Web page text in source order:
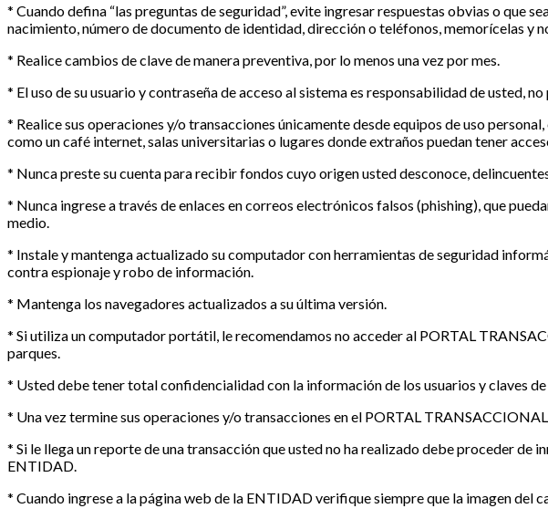
* Cuando defina “las preguntas de seguridad”, evite ingresar respuestas obvias o que
nacimiento, número de documento de identidad, dirección o teléfonos, memorícelas y
* Realice cambios de clave de manera preventiva, por lo menos una vez por mes.
* El uso de su usuario y contraseña de acceso al sistema es responsabilidad de usted,
* Realice sus operaciones y/o transacciones únicamente desde equipos de uso
como un café internet, salas universitarias o lugares donde extraños puedan tener
* Nunca preste su cuenta para recibir fondos cuyo origen usted desconoce,
* Nunca ingrese a través de enlaces en correos electrónicos falsos (phishing), que
medio.
* Instale y mantenga actualizado su computador con herramientas de seguridad
contra espionaje y robo de información.
* Mantenga los navegadores actualizados a su última versión.
* Si utiliza un computador portátil, le recomendamos no acceder al PORTAL
parques.
* Usted debe tener total confidencialidad con la información de los usuarios y claves
* Una vez termine sus operaciones y/o transacciones en el PORTAL
* Si le llega un reporte de una transacción que usted no ha realizado debe proceder
ENTIDAD.
* Cuando ingrese a la página web de la ENTIDAD verifique siempre que la imagen del